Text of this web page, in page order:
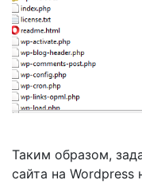
Таким образом,
сайта на Wordpress